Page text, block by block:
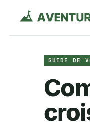
GUIDE DE